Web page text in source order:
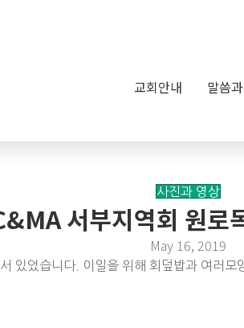
교회안내 말씀
사진과 영상
서부지역회 원로
May 16, 2019
있었습니다. 이일을 위해 회덮밥과 여러모